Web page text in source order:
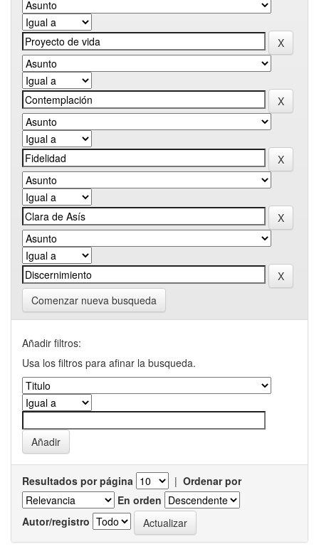
Comenzar nueva busqueda
Añadir filtros:
Usa los filtros para afinar la busqueda.
Resultados por página | Ordenar por
En orden
Autor/registro